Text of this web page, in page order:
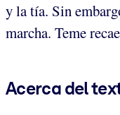
y la tía. Sin
marcha. Teme
Acerca del